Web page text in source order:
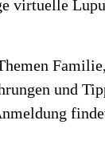
virtuelle
und